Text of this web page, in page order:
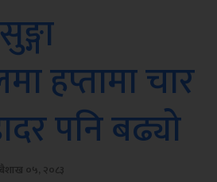
हप्तामा चार
पनि बढ्यो
०५, २०८३